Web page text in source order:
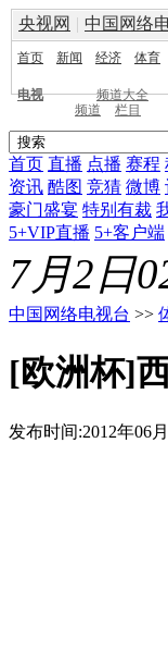
央视网 | 中国网络
首页 新闻 经济 体育
电视 频道大全
频道
栏目
首页 直播 点播 赛程
资讯 酷图 竞猜 微博
豪门盛宴 特别有裁
5+VIP直播 5+客户端
7月2日
中国网络电视台 >>
[欧洲杯]
发布时间:2012年06